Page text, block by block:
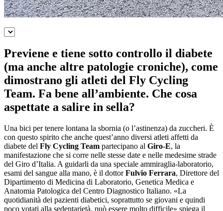
Previene e tiene sotto controllo il diabete
(ma anche altre patologie croniche), come
dimostrano gli atleti del Fly Cycling
Team. Fa bene all’ambiente. Che cosa
aspettate a salire in sella?
Una bici per tenere lontana la sbornia (o l’astinenza) da zuccheri. È
con questo spirito che anche quest’anno diversi atleti affetti da
diabete del Fly Cycling Team partecipano al Giro-E, la
manifestazione che si corre nelle stesse date e nelle medesime strade
del Giro d’Italia. A guidarli da una speciale ammiraglia-laboratorio,
esami del sangue alla mano, è il dottorFulvio Ferrara, Direttore del
Dipartimento di Medicina di Laboratorio, Genetica Medica e
Anatomia Patologica del Centro Diagnostico Italiano. «La
quotidianità dei pazienti diabetici, soprattutto se giovani e quindi
poco votati alla sedentarietà, può essere molto difficile» spiega il